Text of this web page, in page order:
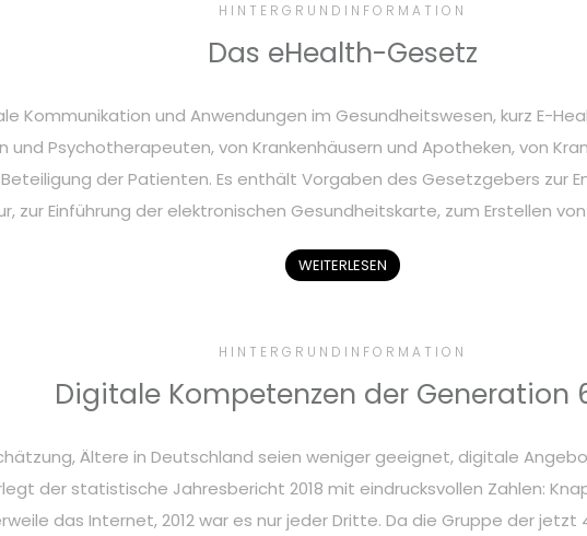
HINTERGRUNDINFORMATION
Das eHealth-Gesetz
Kommunikation und Anwendungen im Gesundheitswesen, kurz E-
und Psychotherapeuten, von Krankenhäusern und Apotheken, von
der Patienten. Es enthält Vorgaben des Gesetzgebers zur
zur Einführung der elektronischen Gesundheitskarte, zum Erstellen
WEITERLESEN
HINTERGRUNDINFORMATION
Digitale Kompetenzen der Generation
Ältere in Deutschland seien weniger geeignet, digitale
der statistische Jahresbericht 2018 mit eindrucksvollen Zahlen:
das Internet, 2012 war es nur jeder Dritte. Da die Gruppe der